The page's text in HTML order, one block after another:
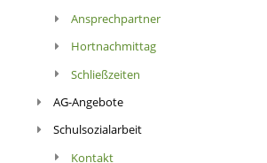
Ansprechpartner
Hortnachmittag
Schließzeiten
AG-Angebote
Schulsozialarbeit
Kontakt